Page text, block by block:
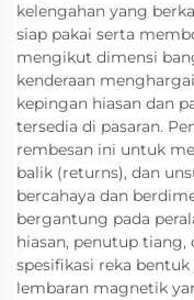
kelengahan yang
siap pakai serta
mengikut dimensi
kenderaan
kepingan hiasan dan
tersedia di pasaran.
rembesan ini untuk
balik (returns), dan
bercahaya dan
bergantung pada
hiasan, penutup
spesifikasi reka
lembaran magnetik